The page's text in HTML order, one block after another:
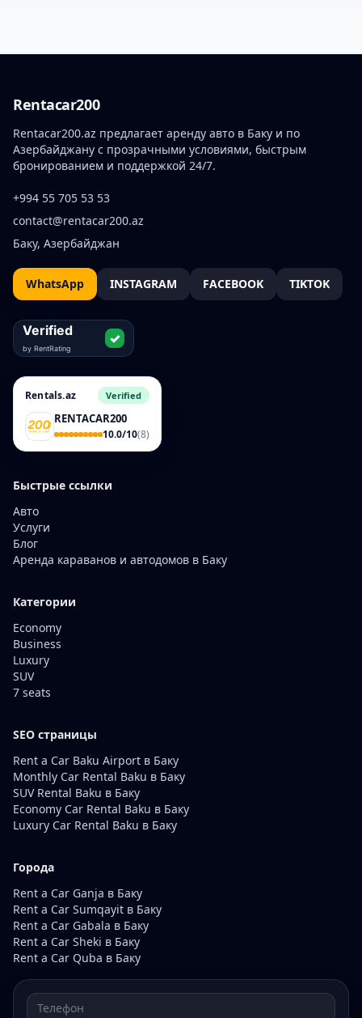
Rentacar200
Rentacar200.az предлагает аренду авто в Баку и по
Азербайджану с прозрачными условиями, быстрым
бронированием и поддержкой 24/7.
+994 55 705 53 53
contact@rentacar200.az
Баку, Азербайджан
WhatsApp INSTAGRAM FACEBOOK TIKTOK
Rentals.az Verified
RENTACAR200
10.0/10(8)
Быстрые ссылки
Авто
Услуги
Блог
Аренда караванов и автодомов в Баку
Категории
Economy
Business
Luxury
SUV
7 seats
SEO страницы
Rent a Car Baku Airport в Баку
Monthly Car Rental Baku в Баку
SUV Rental Baku в Баку
Economy Car Rental Baku в Баку
Luxury Car Rental Baku в Баку
Города
Rent a Car Ganja в Баку
Rent a Car Sumqayit в Баку
Rent a Car Gabala в Баку
Rent a Car Sheki в Баку
Rent a Car Quba в Баку